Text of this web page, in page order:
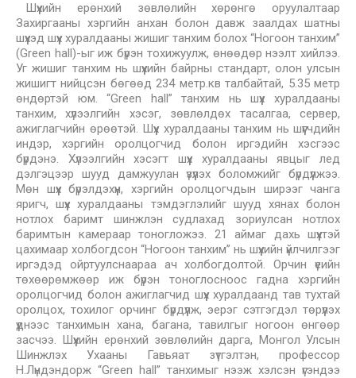
Шүүхийн ерөнхий зөвлөлийн хөрөнгө оруулалтаар
Захиргааны хэргийн анхан болон давж заалдах шатны
шүүхэд шүүх хуралдааны жишиг танхим болох “Ногоон танхим”
(Green hall)-ыг иж бүрэн тохижуулж, өнөөдөр нээлт хийлээ.
Уг жишиг танхим нь шүүхийн байрны стандарт, олон улсын
жишигт нийцсэн бөгөөд 234 метр.кв талбайтай, 5.35 метр
өндөртэй юм. “Green hall” танхим нь шүүх хуралдааны
танхим, хүлээлгийн хэсэг, зөвлөлдөх тасалгаа, сервер,
ажиглагчийн өрөөтэй. Шүүх хуралдааны танхим нь шүүгчдийн
индэр, хэргийн оролцогчид болон иргэдийн хэсгээс
бүрдэнэ. Хүлээлгийн хэсэгт шүүх хуралдааны явцыг лед
дэлгэцээр шууд дамжуулан үзүүлэх боломжийг бүрдүүлжээ.
Мөн шүүх бүрэлдэхүүн, хэргийн оролцогчдын ширээг чанга
яригч, шүүх хуралдааны тэмдэглэлийг шууд хянах болон
нотлох баримт шинжлэн судлахад зориулсан нотлох
баримтын камераар тоногложээ. 21 аймаг дахь шүүхтэй
цахимаар холбогдсон “Ногоон танхим” нь шүүхийн үйлчилгээг
иргэдэд ойртуулснаараа ач холбогдолтой. Орчин үеийн
төхөөрөмжөөр иж бүрэн тоноглосноос гадна хэргийн
оролцогчид болон ажиглагчид шүүх хуралдаанд тав тухтай
оролцох, тохилог орчинг бүрдүүлж, эерэг сэтгэгдэл төрүүлэх
үүднээс танхимын хана, багана, тавилгыг ногоон өнгөөр
засчээ. Шүүхийн ерөнхий зөвлөлийн дарга, Монгол Улсын
Шинжлэх Ухааны Гавьяат зүтгэлтэн, профессор
Н.Лүндэндорж “Green hall” танхимыг нээж хэлсэн үгэндээ